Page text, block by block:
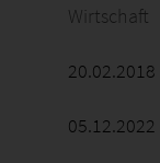
Wirtschaft
05.12.2022